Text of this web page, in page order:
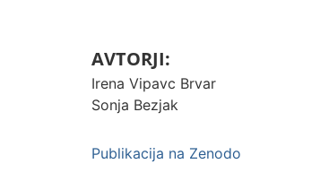
AVTORJI:
Irena Vipavc Brvar
Sonja Bezjak
Publikacija na Zenodo